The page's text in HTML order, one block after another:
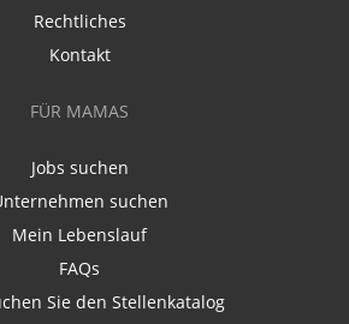
Rechtliches
Kontakt
FÜR MAMAS
Jobs suchen
suchen
Mein Lebenslauf
FAQs
Sie den Stellenkatalog